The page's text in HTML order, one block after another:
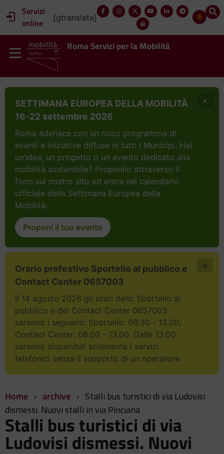
Servizi
online
[gtranslate]
Roma Servizi per la Mobilità
SETTIMANA EUROPEA DELLA MOBILITÀ
16-22 settembre 2026
Roma aderisce con un ricco programma di
eventi e iniziative diffuse in tutti i Municipi. Hai
un’idea, un progetto o un evento dedicato alla
mobilità sostenibile? Proponilo attraverso il
form sul nostro sito ed entra nel calendario
ufficiale della Settimana Europea della
Mobilità.
Proponi il tuo evento
×
Orario prefestivo Sportello al pubblico e
Contact Center 0657003
Il 14 agosto 2026 gli orari dello Sportello al
pubblico e del Contact Center 0657003
saranno i seguenti: Sportello: 08:30 - 13.00;
Contact Center: 08.00 - 13.00. Dalle 13.00
saranno disponibili solamente i servizi
telefonici senza il supporto di un operatore.
×
Home › archive › Stalli bus turistici di via Ludovisi
dismessi. Nuovi stalli in via Pinciana
Stalli bus turistici di via
Ludovisi dismessi. Nuovi